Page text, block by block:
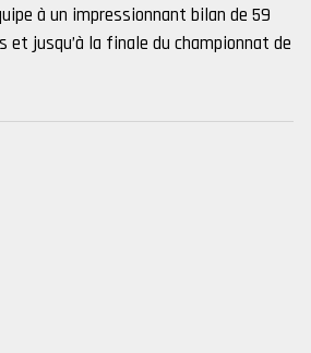
à un impressionnant bilan de 59
et jusqu’à la finale du championnat de